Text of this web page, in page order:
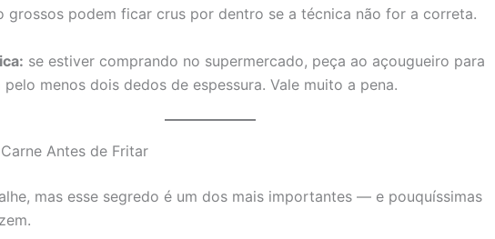
grossos podem ficar crus por dentro se a técnica não for a correta.
se estiver comprando no supermercado, peça ao açougueiro para
menos dois dedos de espessura. Vale muito a pena.
Antes de Fritar
mas esse segredo é um dos mais importantes — e pouquíssimas